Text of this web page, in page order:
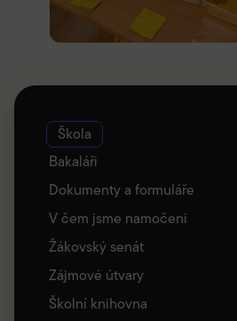
Škola
Bakaláři
Dokumenty a formuláře
V čem jsme namočeni
Žákovský senát
Zájmové útvary
Školní knihovna